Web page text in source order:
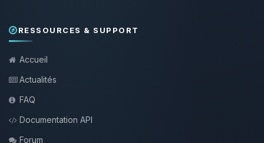
RESSOURCES & SUPPORT
Accueil
Actualités
FAQ
Documentation API
Forum